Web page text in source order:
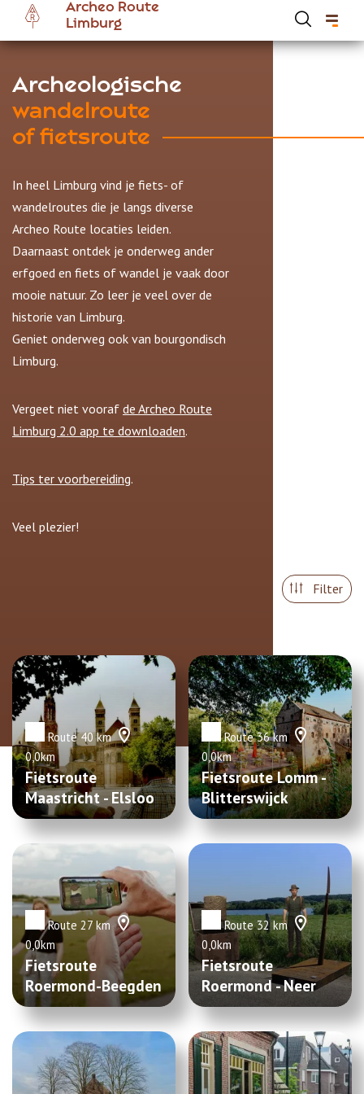
Overslaan
gaan
Archeo Route
Limburg
Archeologische
wandelroute
of fietsroute
In heel Limburg vind je fiets- of
wandelroutes die je langs diverse
Archeo Route locaties leiden.
Daarnaast ontdek je onderweg ander
erfgoed en fiets of wandel je vaak door
mooie natuur. Zo leer je veel over de
historie van Limburg.
Geniet onderweg ook van bourgondisch
Limburg.
Vergeet niet vooraf de Archeo Route
Limburg 2.0 app te downloaden.
Tips ter voorbereiding.
Veel plezier!
Filter
Route 40 km
0,0km
Fietsroute
Maastricht - Elsloo
Route 36 km
0,0km
Fietsroute Lomm -
Blitterswijck
Route 27 km
0,0km
Fietsroute
Roermond-Beegden
Route 32 km
0,0km
Fietsroute
Roermond - Neer